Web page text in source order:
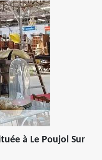
à Le Poujol Sur